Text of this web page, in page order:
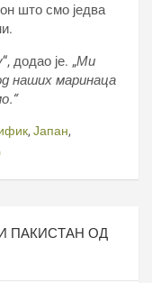
што смо једва
“, додао је. „Ми
наших маринаца
, Јапан,
ПАКИСТАН ОД